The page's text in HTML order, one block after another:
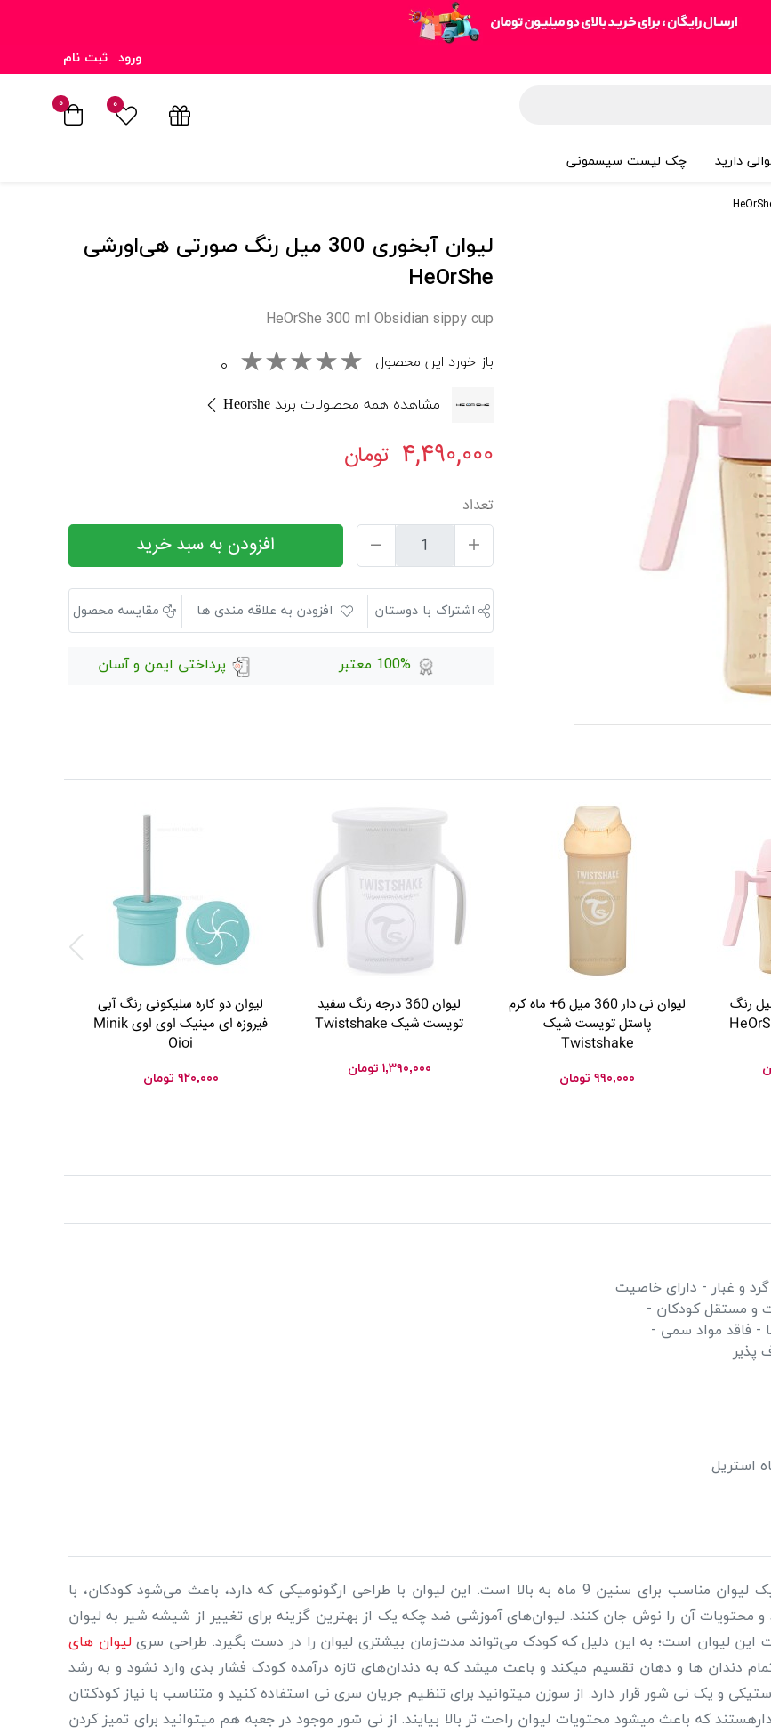
ورود ثبت نام
۰ ۰
دارید چک لیست سیسمونی
لیوان آبخوری 300 میل رنگ صورتی هی‌اورشی
HeOrShe
HeOrShe 300 ml Obsidian sippy cup
باز خورد این محصول ۰
مشاهده همه محصولات برند Heorshe
۴,۴۹۰,۰۰۰ تومان
تعداد
افزودن به سبد خرید
اشتراک با دوستان افزودن به علاقه مندی ها مقایسه محصول
100% معتبر پرداختی ایمن و آسان
210 میل رنگ
لیوان نی دار 360 میل 6+ ماه کرم
پاستل تویست شیک
Twistshake
۹۹۰,۰۰۰ تومان
ليوان 360 درجه رنگ سفید
تویست شیک Twistshake
۱,۳۹۰,۰۰۰ تومان
لیوان دو کاره سلیکونی رنگ آبی
فیروزه ای مینیک اوی اوی Minik
Oioi
۹۲۰,۰۰۰ تومان
و غبار - دارای خاصیت
و مستقل کودکان -
- فاقد مواد سمی -
پذیر
استریل
، یک لیوان مناسب برای سنین 9 ماه به بالا است. این لیوان با طراحی ارگونومیکی که دارد، باعث می‌شود کودکان، با
محتویات آن را نوش جان کنند. لیوان‌های آموزشی ضد چکه یک از بهترین گزینه برای تغییر از شیشه شیر به لیوان
لیوان است؛ به این دلیل که کودک می‌تواند مدت‌زمان بیشتری لیوان را در دست بگیرد. طراحی سریلیوان های
دندان ها و دهان تقسیم میکند و باعث میشد که به دندان‌های تازه درآمده کودک فشار بدی وارد نشود و به رشد
و یک نی شور قرار دارد. از سوزن میتوانید برای تنظیم جریان سری نی استفاده کنید و متناسب با نیاز کودکتان
که باعث میشود محتویات لیوان راحت تر بالا بیایند. از نی شور موجود در جعبه هم میتوانید برای تمیز کردن